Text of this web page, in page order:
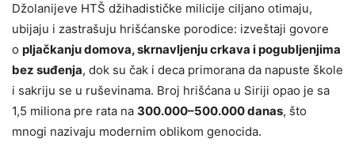
Džolanijeve HTŠ džihadističke milicije ciljano otimaju,
ubijaju i zastrašuju hrišćanske porodice: izveštaji govore
o pljačkanju domova, skrnavljenju crkava i pogubljenjima
bez suđenja, dok su čak i deca primorana da napuste škole
i sakriju se u ruševinama. Broj hrišćana u Siriji opao je sa
1,5 miliona pre rata na 300.000–500.000 danas, što
mnogi nazivaju modernim oblikom genocida.